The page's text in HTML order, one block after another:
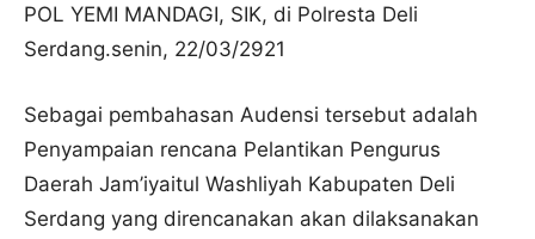
POL YEMI MANDAGI, SIK, di Polresta Deli
Serdang.senin, 22/03/2921
Sebagai pembahasan Audensi tersebut adalah
Penyampaian rencana Pelantikan Pengurus
Daerah Jam’iyaitul Washliyah Kabupaten Deli
Serdang yang direncanakan akan dilaksanakan